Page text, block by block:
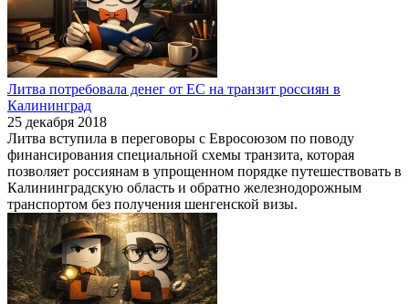
Литва потребовала денег от ЕС на транзит россиян в
Калининград
25 декабря 2018
Литва вступила в переговоры с Евросоюзом по поводу
финансирования специальной схемы транзита, которая
позволяет россиянам в упрощенном порядке путешествовать в
Калининградскую область и обратно железнодорожным
транспортом без получения шенгенской визы.